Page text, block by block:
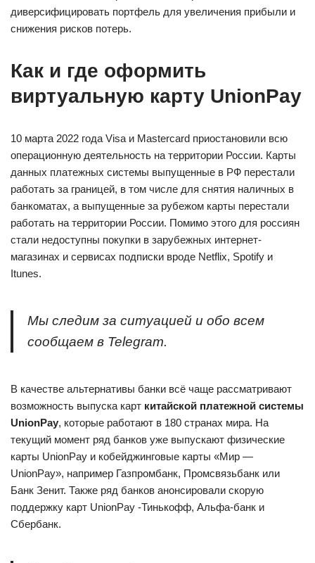
диверсифицировать портфель для увеличения прибыли и
снижения рисков потерь.
Как и где оформить
виртуальную карту UnionPay
10 марта 2022 года Visa и Mastercard приостановили всю
операционную деятельность на территории России. Карты
данных платежных системы выпущенные в РФ перестали
работать за границей, в том числе для снятия наличных в
банкоматах, а выпущенные за рубежом карты перестали
работать на территории России. Помимо этого для россиян
стали недоступны покупки в зарубежных интернет-
магазинах и сервисах подписки вроде Netflix, Spotify и
Itunes.
Мы следим за ситуацией и обо всем
сообщаем в Telegram.
В качестве альтернативы банки всё чаще рассматривают
возможность выпуска карт китайской платежной системы
UnionPay, которые работают в 180 странах мира. На
текущий момент ряд банков уже выпускают физические
карты UnionPay и кобейджинговые карты «Мир —
UnionPay», например Газпромбанк, Промсвязьбанк или
Банк Зенит. Также ряд банков анонсировали скорую
поддержку карт UnionPay -Тинькофф, Альфа-банк и
Сбербанк.